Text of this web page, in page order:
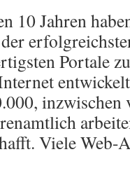
10 Jahren
Portale
Viele Web-